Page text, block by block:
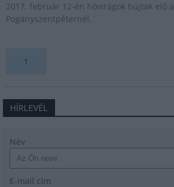
2017. február 12-én hóvirágok bújtak elő
Pogányszentpéternél.
1
HÍRLEVÉL
Név
E-mail cím